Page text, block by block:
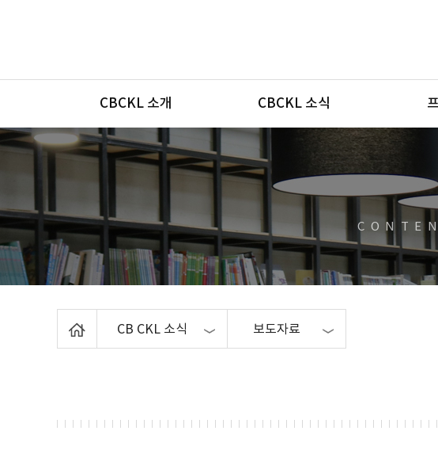
메뉴
CBCKL 소개 CBCKL 소식
CB CKL 소식 보도자료